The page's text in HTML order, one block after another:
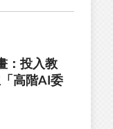
：投入教
高階AI委